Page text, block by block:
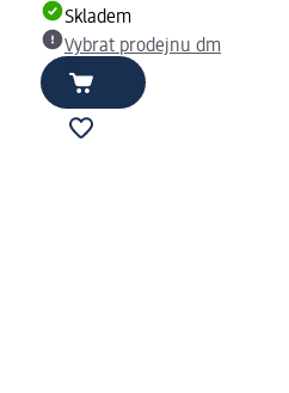
Skladem
Vybrat prodejnu dm